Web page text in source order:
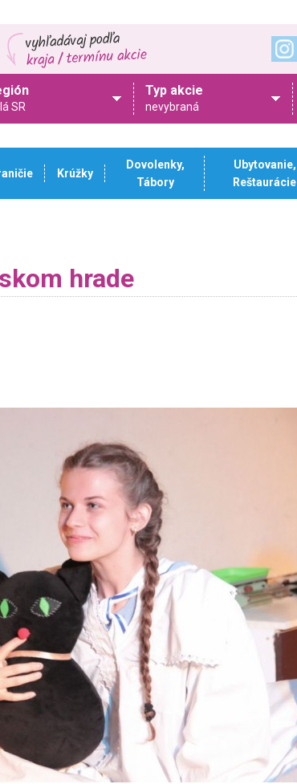
SR
Typ akcie
nevybraná
Krúžky
Dovolenky,
Tábory
Ubytovanie,
Reštaurácie
hrade